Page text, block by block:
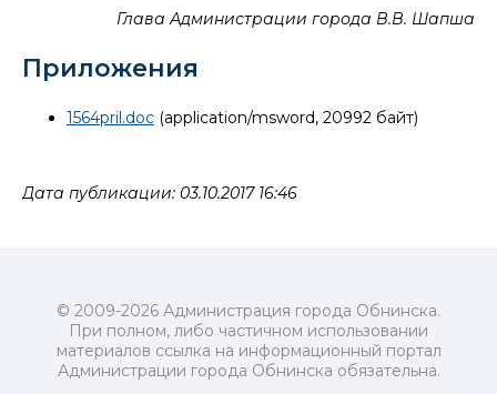
Глава Администрации города В.В. Шапша
Приложения
1564pril.doc (application/msword, 20992 байт)
Дата публикации: 03.10.2017 16:46
© 2009-2026 Администрация города Обнинска.
При полном, либо частичном использовании
материалов ссылка на информационный портал
Администрации города Обнинска обязательна.